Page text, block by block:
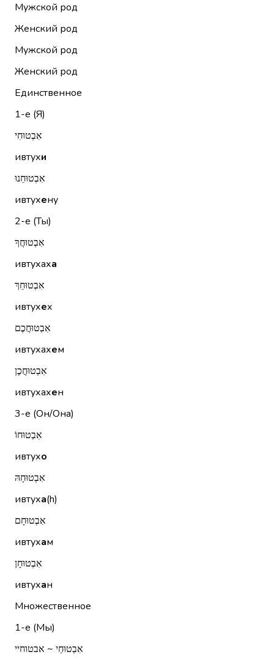
Мужской род
Женский род
Мужской род
Женский род
Единственное
1-е (Я)
אִבְטוּחִי
ивтухи
אִבְטוּחֵנוּ
ивтухену
2-е (Ты)
אִבְטוּחֲךָ
ивтухаха
אִבְטוּחֵךְ
ивтухех
אִבְטוּחֲכֶם
ивтухахем
אִבְטוּחֲכֶן
ивтухахен
3-е (Он/Она)
אִבְטוּחוֹ
ивтухо
אִבְטוּחָהּ
ивтуха(h)
אִבְטוּחָם
ивтухам
אִבְטוּחָן
ивтухан
Множественное
1-е (Мы)
אִבְטוּחַי ~ אבטוחיי